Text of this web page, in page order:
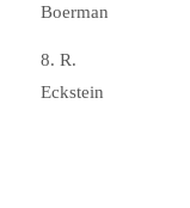
Boerman
8. R.
Eckstein